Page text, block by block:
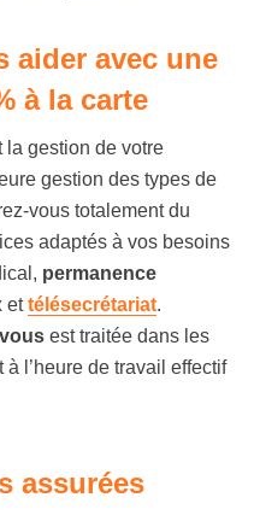
aider avec une
à la carte
la gestion de votre
gestion des types de
vous totalement du
adaptés à vos besoins
permanence
ettélésecrétariat.
est traitée dans les
l’heure de travail effectif
assurées